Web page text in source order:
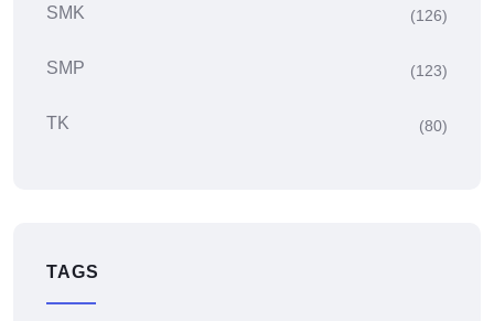
SMK (126)
SMP (123)
TK (80)
TAGS